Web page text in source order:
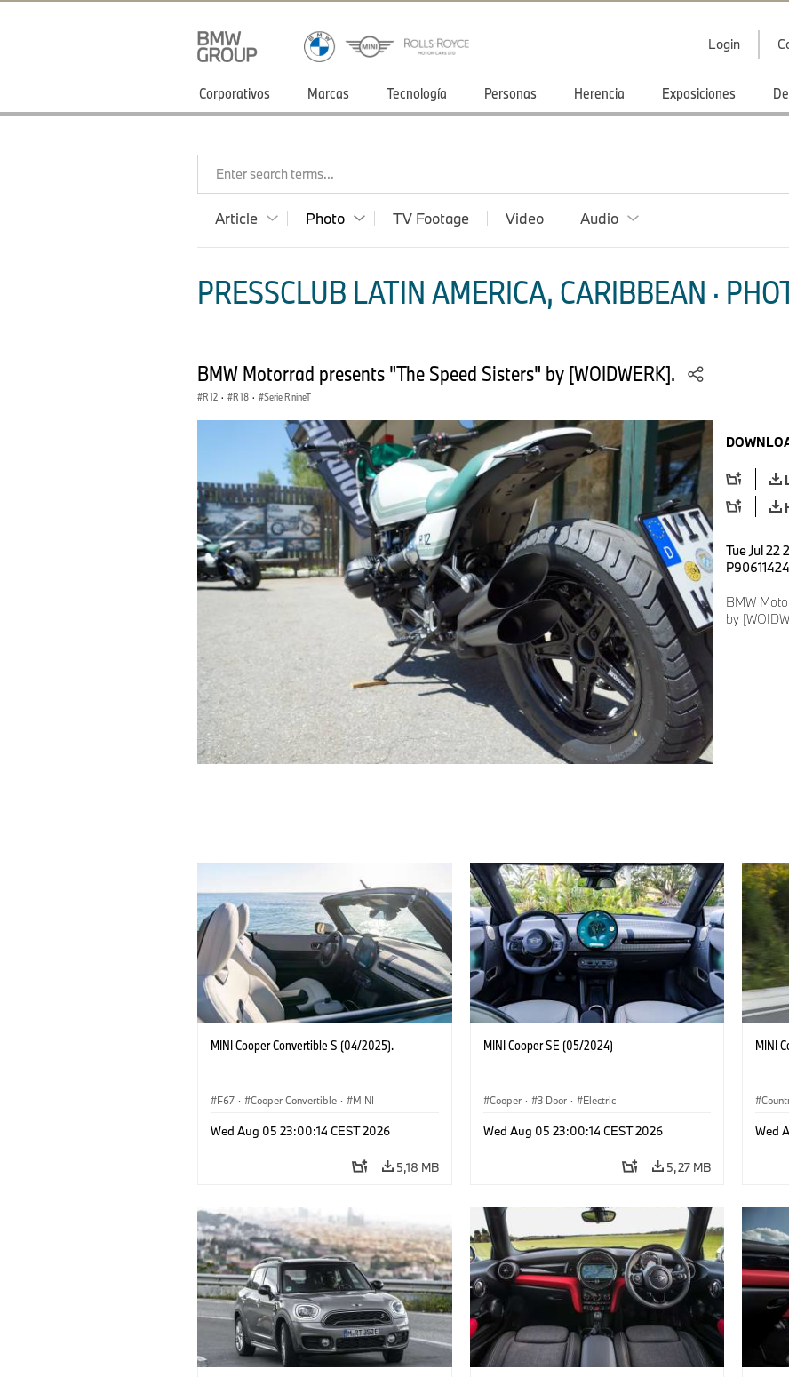
Login
Corporativos Marcas Tecnología Personas Herencia Exposiciones
Enter search terms...
Article Photo TV Footage Video Audio
PRESSCLUB LATIN AMERICA, CARIBBEAN ·
BMW Motorrad presents "The Speed Sisters" by [WOIDWERK].
R 12 · R 18 · Serie R nineT
Tue Jul 22
P90611424
BMW
by
MINI Cooper Convertible S (04/2025).
F67 · Cooper Convertible · MINI
Wed Aug 05 23:00:14 CEST 2026
5,18 MB
MINI Cooper SE (05/2024)
Cooper · 3 Door · Electric
Wed Aug 05 23:00:14 CEST 2026
5,27 MB
MINI
Wed